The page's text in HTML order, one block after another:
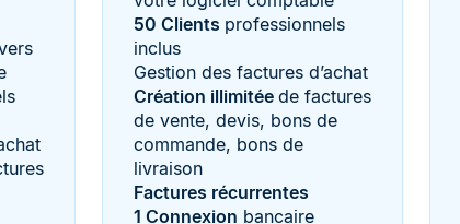
50 Clients professionnels
inclus
Gestion des factures d’achat
Création illimitée de factures
de vente, devis, bons de
commande, bons de
livraison
Factures récurrentes
1 Connexion bancaire